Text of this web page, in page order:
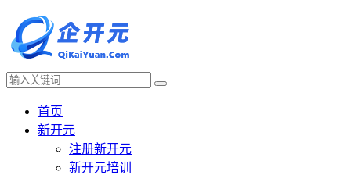
首页
新开元
注册新开元
新开元培训